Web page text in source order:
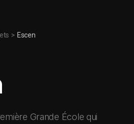
> Escen
Grande École qui